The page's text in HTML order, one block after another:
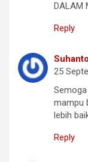
DALAM
Reply
25
mampu
lebih
Reply